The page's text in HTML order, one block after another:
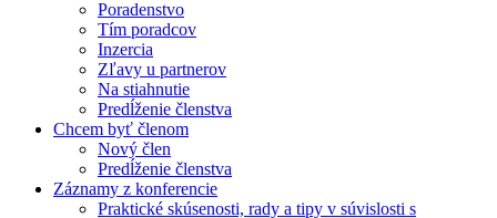
Poradenstvo
Tím poradcov
Inzercia
Zľavy u partnerov
Na stiahnutie
Predĺženie členstva
Chcem byť členom
Nový člen
Predĺženie členstva
Záznamy z konferencie
Praktické skúsenosti, rady a tipy v súvislosti s